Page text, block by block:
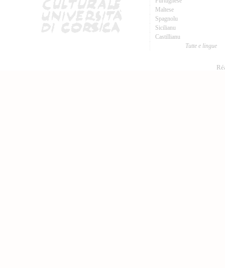
Maltese
Spagnolu
Sicilianu
Castillianu
Tutte e lingue